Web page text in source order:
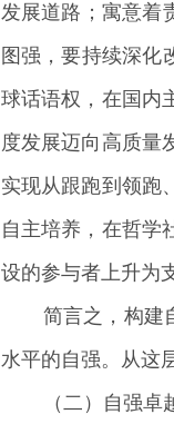
发展道路；寓意着
图强，要持续深化
球话语权，在国内
度发展迈向高质量
实现从跟跑到领跑
自主培养，在哲学
设的参与者上升为
简言之，构建
水平的自强。从这
（二）自强卓